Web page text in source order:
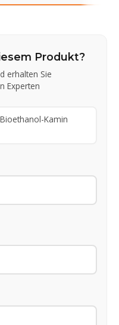
Produkt?
erhalten Sie
Experten
Kamin